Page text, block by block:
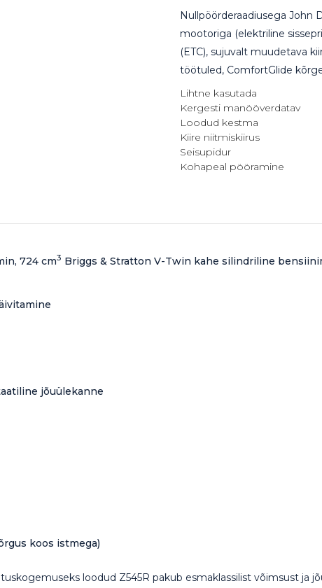
Nullpöörderaadiusega John
mootoriga (elektriline
(ETC), sujuvalt muudetava
töötuled, ComfortGlide
Lihtne kasutada
Kergesti manööverdatav
Loodud kestma
Kiire niitmiskiirus
Seisupidur
Kohapeal pööramine
724 cm3 Briggs & Stratton V-Twin kahe silindriline
jõuülekanne
koos istmega)
loodud Z545R pakub esmaklassilist võimsust ja